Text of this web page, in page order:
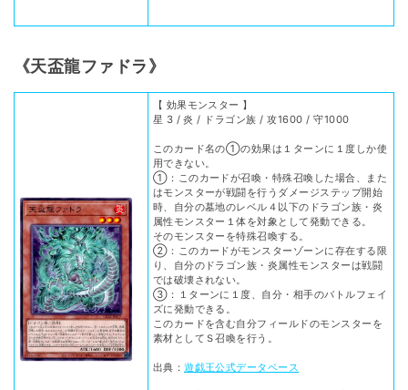
《天盃龍ファドラ》
【 効果モンスター 】
星 3 / 炎 / ドラゴン族 / 攻1600 / 守1000
このカード名の①の効果は１ターンに１度しか使
用できない。
①：このカードが召喚・特殊召喚した場合、また
はモンスターが戦闘を行うダメージステップ開始
時、自分の墓地のレベル４以下のドラゴン族・炎
属性モンスター１体を対象として発動できる。
そのモンスターを特殊召喚する。
②：このカードがモンスターゾーンに存在する限
り、自分のドラゴン族・炎属性モンスターは戦闘
では破壊されない。
③：１ターンに１度、自分・相手のバトルフェイ
ズに発動できる。
このカードを含む自分フィールドのモンスターを
素材としてＳ召喚を行う。
出典：遊戯王公式データベース